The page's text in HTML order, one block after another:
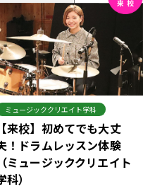
ミュージッククリエイト学科
【来校】初めてでも大丈
！ドラムレッスン体験
（ミュージッククリエイト
科）